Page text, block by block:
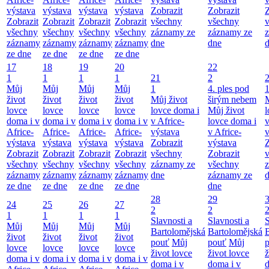
výstava
Zobrazit
všechny
záznamy
ze dne
výstava
Zobrazit
všechny
záznamy
ze dne
výstava
Zobrazit
všechny
záznamy
ze dne
výstava
Zobrazit
všechny
záznamy
ze dne
Zobrazit
všechny
záznamy ze
dne
Zobrazit
všechny
záznamy ze
dne
17
1
Můj
život
lovce
doma i v
Africe-
výstava
Zobrazit
všechny
záznamy
ze dne
18
1
Můj
život
lovce
doma i v
Africe-
výstava
Zobrazit
všechny
záznamy
ze dne
19
1
Můj
život
lovce
doma i v
Africe-
výstava
Zobrazit
všechny
záznamy
ze dne
20
1
Můj
život
lovce
doma i v
Africe-
výstava
Zobrazit
všechny
záznamy
ze dne
21
1
Můj život
lovce doma i
v Africe-
výstava
Zobrazit
všechny
záznamy ze
dne
22
2
4. ples pod
širým nebem
Můj život
lovce doma i
v Africe-
výstava
Zobrazit
všechny
záznamy ze
dne
1
24
1
Můj
život
lovce
doma i v
25
1
Můj
život
lovce
doma i v
26
1
Můj
život
lovce
doma i v
27
1
Můj
život
lovce
doma i v
28
2
Slavnosti a
Bartolomějská
pouť Můj
život lovce
doma i v
29
2
Slavnosti a
Bartolomějská
pouť Můj
život lovce
doma i v
2